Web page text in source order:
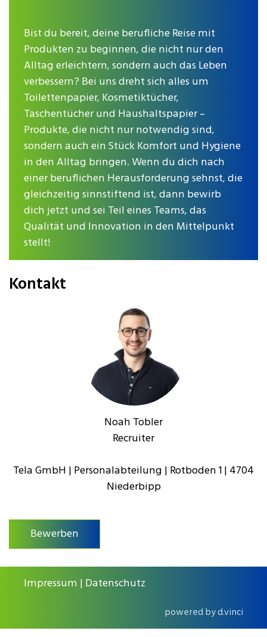
Bist du bereit, deine berufliche Reise mit
Produkten zu beginnen, die nicht nur den
Alltag erleichtern, sondern auch das Leben
verbessern? Bei uns dreht sich alles um
Toilettenpapier, Kosmetiktücher,
Taschentücher und Haushaltspapier –
Produkte, die nicht nur notwendig sind,
sondern auch ein Stück Komfort und Hygiene
in den Alltag bringen. Wenn du dich nach
einer beruflichen Herausforderung sehnst, die
gleichzeitig sinnstiftend ist, dann bewirb
dich jetzt und sei Teil eines Teams, das
Qualität und Innovation in den Mittelpunkt
stellt!
Kontakt
Noah Tobler
Recruiter
Tela GmbH | Personalabteilung | Rotboden 1 | 4704
Niederbipp
Bewerben
Impressum Datenschutz
powered byd.vinci